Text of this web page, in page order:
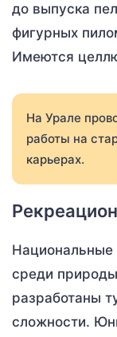
до выпуска
фигурных
Имеются
На Урале
работы на
карьерах.
Национальные
среди
разработаны
сложности.